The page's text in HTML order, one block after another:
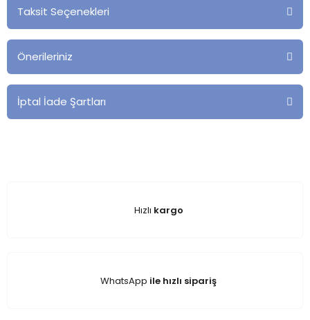
Taksit Seçenekleri
Önerileriniz
İptal İade Şartları
Hızlı kargo
WhatsApp ile hızlı sipariş